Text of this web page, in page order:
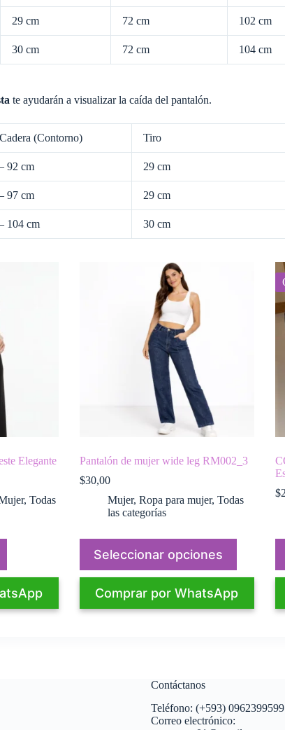
29 cm 72 cm 102 cm
30 cm 72 cm 104 cm
te ayudarán a visualizar la caída del pantalón.
(Contorno) Tiro
92 cm 29 cm
97 cm 29 cm
104 cm 30 cm
Elegante
, Todas
Pantalón de mujer wide leg RM002_3
$30,00
Mujer, Ropa para mujer, Todas
las categorías
Seleccionar opciones
producto
tiene
variantes.
Las
Comprar por WhatsApp
$
Contáctanos
Teléfono: (+593) 0962399599
Correo electrónico: